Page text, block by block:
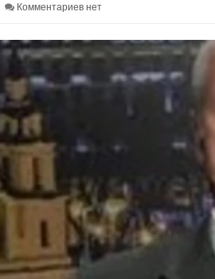
Комментариев нет